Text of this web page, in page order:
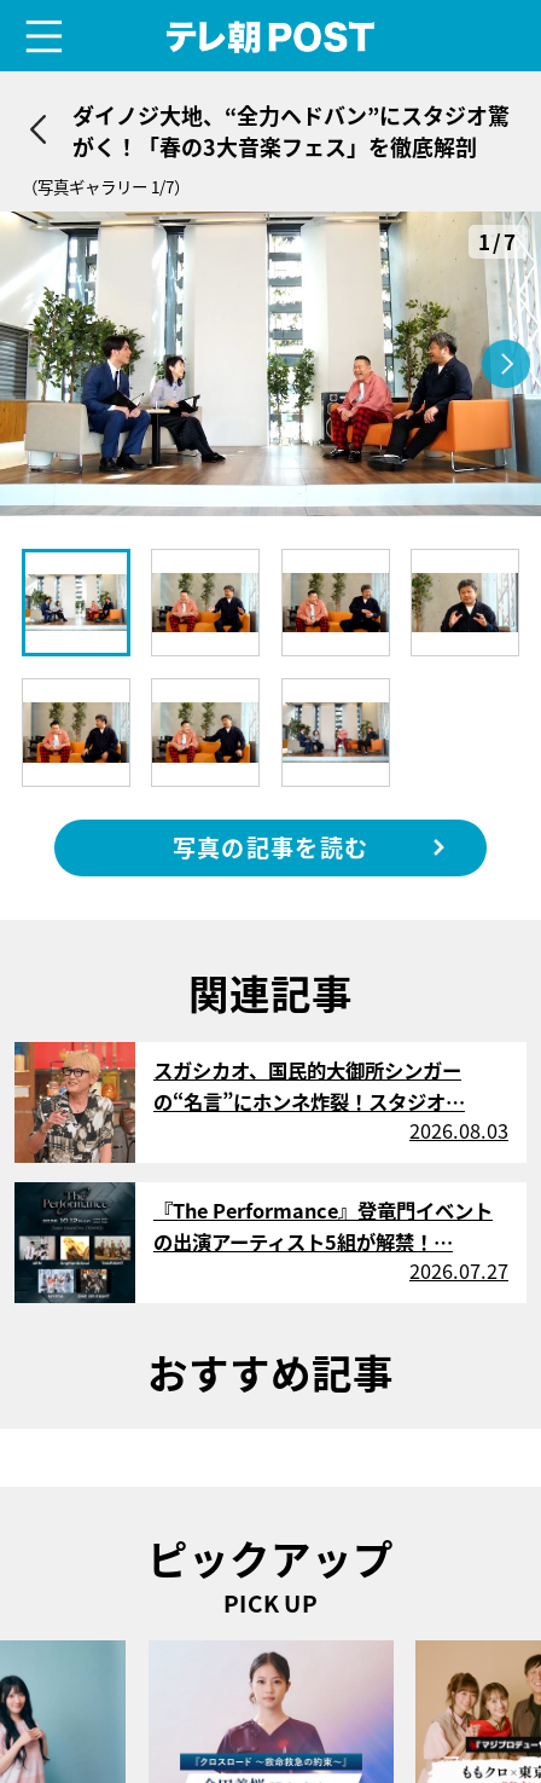
ダイノジ大地、“全力ヘドバン”にスタジオ驚
がく！「春の3大音楽フェス」を徹底解剖
（写真ギャラリー 1/7）
1/7
写真の記事を読む
関連記事
サムネイル
スガシカオ、国民的大御所シンガー
の“名言”にホンネ炸裂！スタジオ…
2026.08.03
サムネイル
『The Performance』登竜門イベント
の出演アーティスト5組が解禁！…
2026.07.27
おすすめ記事
ピックアップ
PICK UP